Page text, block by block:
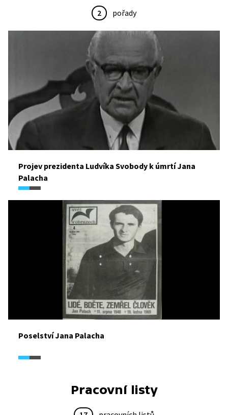
2 pořady
Projev prezidenta Ludvíka Svobody k úmrtí Jana
Palacha
Poselství Jana Palacha
Pracovní listy